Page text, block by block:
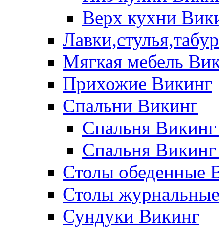
Верх кухни
Мягкая мебель
Прихожие Викинг
Спальни Викинг
Спальня
Спальня
Столы обеденные
Столы
Сундуки Викинг